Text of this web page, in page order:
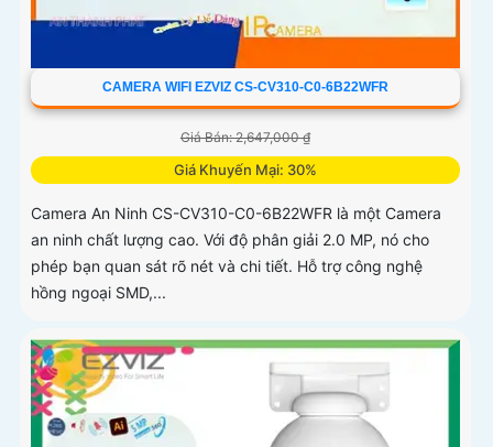
CAMERA WIFI EZVIZ CS-CV310-C0-6B22WFR
Giá Bán: 2,647,000 ₫
Giá Khuyến Mại: 30%
Camera An Ninh CS-CV310-C0-6B22WFR là một Camera
an ninh chất lượng cao. Với độ phân giải 2.0 MP, nó cho
phép bạn quan sát rõ nét và chi tiết. Hỗ trợ công nghệ
hồng ngoại SMD,...